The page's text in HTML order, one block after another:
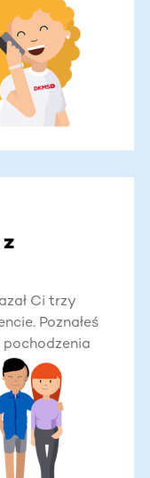
obserwować
Ci trzy
Poznałeś
pochodzenia
się, czy jest
osobą.